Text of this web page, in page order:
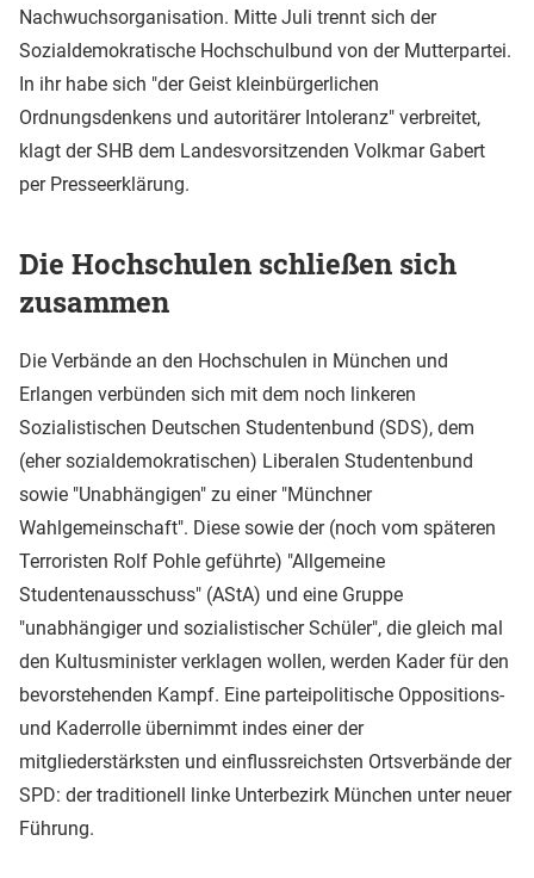
Nachwuchsorganisation. Mitte Juli trennt sich der
Sozialdemokratische Hochschulbund von der Mutterpartei.
In ihr habe sich "der Geist kleinbürgerlichen
Ordnungsdenkens und autoritärer Intoleranz" verbreitet,
klagt der SHB dem Landesvorsitzenden Volkmar Gabert
per Presseerklärung.
Die Hochschulen schließen sich
zusammen
Die Verbände an den Hochschulen in München und
Erlangen verbünden sich mit dem noch linkeren
Sozialistischen Deutschen Studentenbund (SDS), dem
(eher sozialdemokratischen) Liberalen Studentenbund
sowie "Unabhängigen" zu einer "Münchner
Wahlgemeinschaft". Diese sowie der (noch vom späteren
Terroristen Rolf Pohle geführte) "Allgemeine
Studentenausschuss" (AStA) und eine Gruppe
"unabhängiger und sozialistischer Schüler", die gleich mal
den Kultusminister verklagen wollen, werden Kader für den
bevorstehenden Kampf. Eine parteipolitische Oppositions-
und Kaderrolle übernimmt indes einer der
mitgliederstärksten und einflussreichsten Ortsverbände der
SPD: der traditionell linke Unterbezirk München unter neuer
Führung.